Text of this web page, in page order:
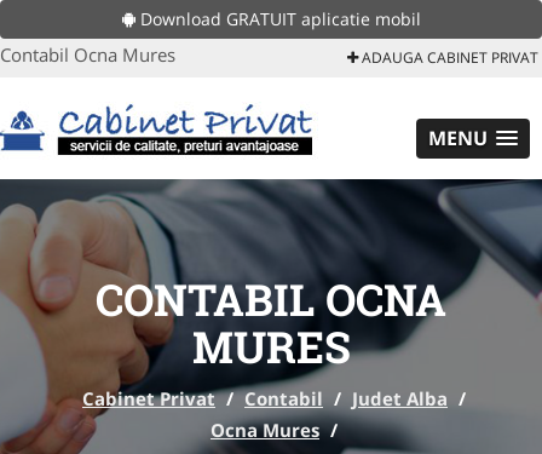
Download GRATUIT aplicatie mobil
Contabil Ocna Mures ADAUGA CABINET PRIVAT
MENU
CONTABIL OCNA
MURES
Cabinet Privat / Contabil / Judet Alba /
Ocna Mures /